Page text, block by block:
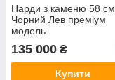
Нарди з каменю 58 см
Чорний Лев преміум
модель
135 000 ₴
Купити